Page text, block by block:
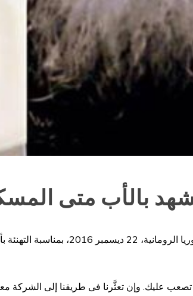
بالأب متى
أنهى قداسة البابا فرنسيس
تصعب عليك. وإن تعثَّرنا فى طريقنا إلى الشركة